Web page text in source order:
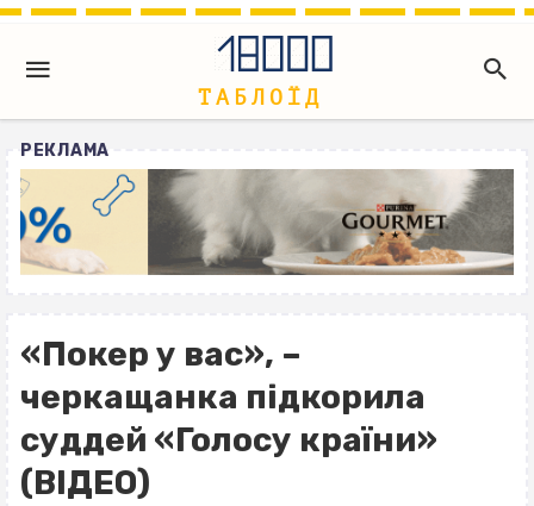
РЕКЛАМА
«Покер у вас», –
черкащанка підкорила
суддей «Голосу країни»
(ВІДЕО)